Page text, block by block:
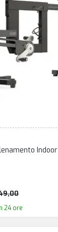
Indoor
24 ore